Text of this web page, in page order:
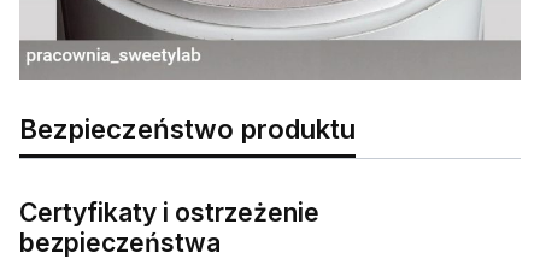
Bezpieczeństwo produktu
Certyfikaty i ostrzeżenie
bezpieczeństwa